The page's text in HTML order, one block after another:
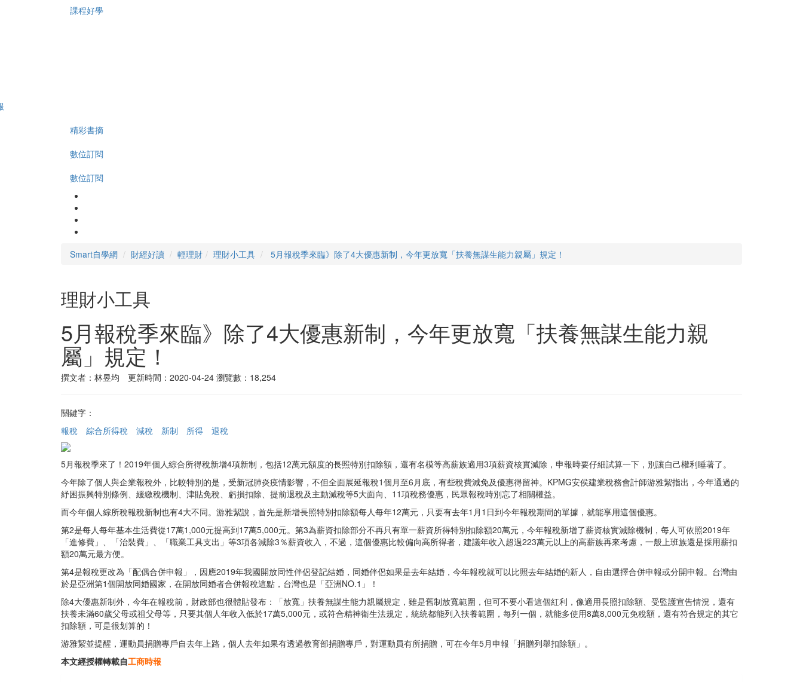
課程好學
精彩書摘
數位訂閱
數位訂閱
Smart自學網 財經好讀 輕理財 理財小工具 5月報稅季來臨》除了4大優惠新制，今年更放寬「扶養無謀生能力親屬」規定！
理財小工具
5月報稅季來臨》除了4大優惠新制，今年更放寬「扶養無謀生能力親
屬」規定！
撰文者：林昱均 更新時間：2020-04-24 瀏覽數：18,254
關鍵字：
報稅
綜合所得稅 減稅 新制 所得 退稅
5月報稅季來了！2019年個人綜合所得稅新增4項新制，包括12萬元額度的長照特別扣除額，還有名模等高薪族適用3項薪資核實減除，申報時要仔細試算一下，別讓自己權利睡著了。
今年除了個人與企業報稅外，比較特別的是，受新冠肺炎疫情影響，不但全面展延報稅1個月至6月底，有些稅費減免及優惠得留神。KPMG安侯建業稅務會計師游雅絜指出，今年通過的
紓困振興特別條例、緩繳稅機制、津貼免稅、虧損扣除、提前退稅及主動減稅等5大面向、11項稅務優惠，民眾報稅時別忘了相關權益。
而今年個人綜所稅報稅新制也有4大不同。游雅絜說，首先是新增長照特別扣除額每人每年12萬元，只要有去年1月1日到今年報稅期間的單據，就能享用這個優惠。
第2是每人每年基本生活費從17萬1,000元提高到17萬5,000元。第3為薪資扣除部分不再只有單一薪資所得特別扣除額20萬元，今年報稅新增了薪資核實減除機制，每人可依照2019年
「進修費」、「治裝費」、「職業工具支出」等3項各減除3％薪資收入，不過，這個優惠比較偏向高所得者，建議年收入超過223萬元以上的高薪族再來考慮，一般上班族還是採用薪扣
額20萬元最方便。
第4是報稅更改為「配偶合併申報」，因應2019年我國開放同性伴侶登記結婚，同婚伴侶如果是去年結婚，今年報稅就可以比照去年結婚的新人，自由選擇合併申報或分開申報。台灣由
於是亞洲第1個開放同婚國家，在開放同婚者合併報稅這點，台灣也是「亞洲NO.1」！
除4大優惠新制外，今年在報稅前，財政部也很體貼發布：「放寬」扶養無謀生能力親屬規定，雖是舊制放寬範圍，但可不要小看這個紅利，像適用長照扣除額、受監護宣告情況，還有
扶養未滿60歲父母或祖父母等，只要其個人年收入低於17萬5,000元，或符合精神衛生法規定，統統都能列入扶養範圍，每列一個，就能多使用8萬8,000元免稅額，還有符合規定的其它
扣除額，可是很划算的！
游雅絜並提醒，運動員捐贈專戶自去年上路，個人去年如果有透過教育部捐贈專戶，對運動員有所捐贈，可在今年5月申報「捐贈列舉扣除額」。
本文經授權轉載自工商時報